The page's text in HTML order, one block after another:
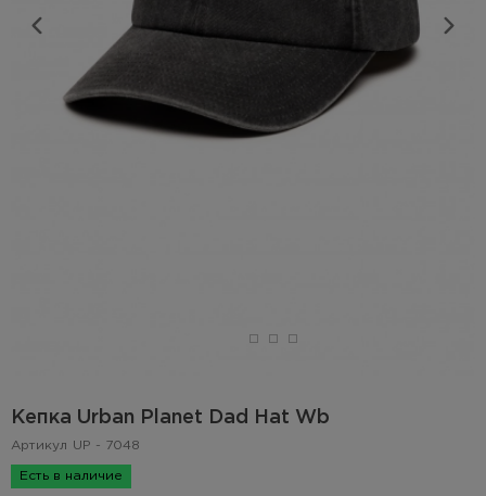
Кепка Urban Planet Dad Hat Wb
Артикул UP - 7048
Есть в наличие